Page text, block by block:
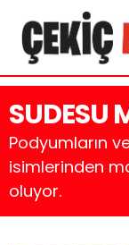
SUDESU
Podyumların
isimlerinden
oluyor.